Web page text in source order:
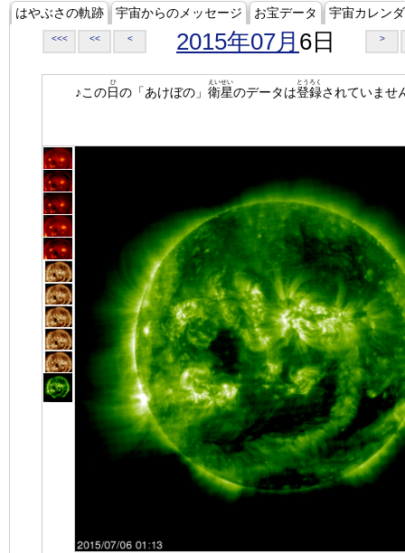
はやぶさの軌跡 宇宙からのメッセージ お宝データ 宇宙カレン
<<< << < 2015年07月 6日 >
♪この日
ひ
の「あけぼの」 衛星
えいせい
のデータは登録
とうろく
されていませ